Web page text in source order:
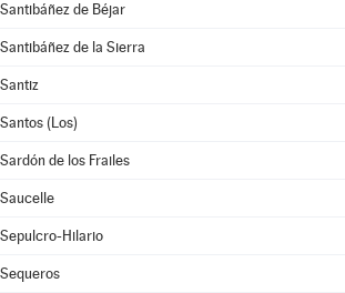
Santibáñez de Béjar
Santibáñez de la Sierra
Santiz
Santos (Los)
Sardón de los Frailes
Saucelle
Sepulcro-Hilario
Sequeros